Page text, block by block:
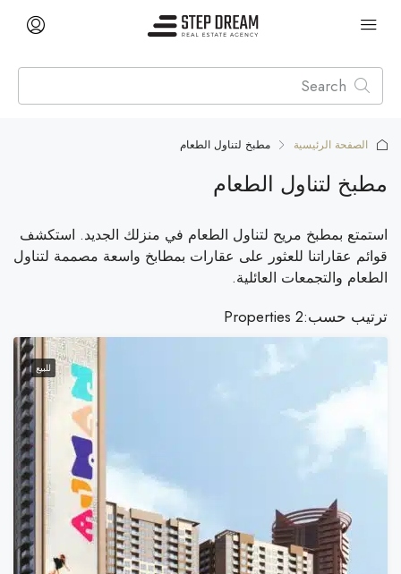
الصفحة الرئيسية مطبخ لتناول الطعام
مطبخ لتناول الطعام
استمتع بمطبخ مريح لتناول الطعام في منزلك الجديد. استكشف
قوائم عقاراتنا للعثور على عقارات بمطابخ واسعة مصممة لتناول
الطعام والتجمعات العائلية.
2 Propertiesترتيب حسب:
للبيع